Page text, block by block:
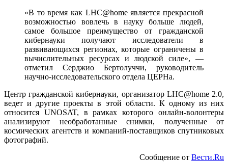
«В то время как LHC@home является прекрасной
возможностью вовлечь в науку больше людей,
самое большое преимущество от гражданской
кибернауки получают исследователи в
развивающихся регионах, которые ограничены в
вычислительных ресурсах и людской силе», —
отметил Серджио Бертолуччи, руководитель
научно-исследовательского отдела ЦЕРНа.
Центр гражданской кибернауки, организатор LHC@home 2.0,
ведет и другие проекты в этой области. К одному из них
относится UNOSAT, в рамках которого онлайн-волонтеры
анализируют необработанные снимки, полученные от
космических агентств и компаний-поставщиков спутниковых
фотографий.
Сообщение от Вести.Ru